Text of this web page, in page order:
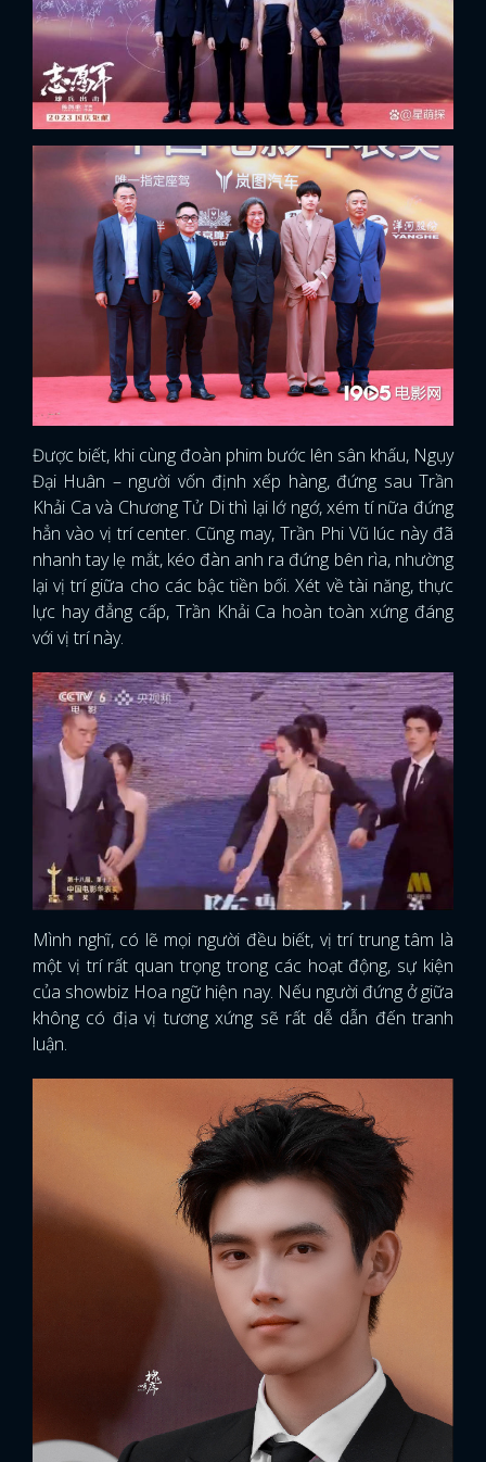
Được biết, khi cùng đoàn phim bước lên sân khấu, Ngụy
Đại Huân – người vốn định xếp hàng, đứng sau Trần
Khải Ca và Chương Tử Di thì lại lớ ngớ, xém tí nữa đứng
hẳn vào vị trí center. Cũng may, Trần Phi Vũ lúc này đã
nhanh tay lẹ mắt, kéo đàn anh ra đứng bên rìa, nhường
lại vị trí giữa cho các bậc tiền bối. Xét về tài năng, thực
lực hay đẳng cấp, Trần Khải Ca hoàn toàn xứng đáng
với vị trí này.
Mình nghĩ, có lẽ mọi người đều biết, vị trí trung tâm là
một vị trí rất quan trọng trong các hoạt động, sự kiện
của showbiz Hoa ngữ hiện nay. Nếu người đứng ở giữa
không có địa vị tương xứng sẽ rất dễ dẫn đến tranh
luận.